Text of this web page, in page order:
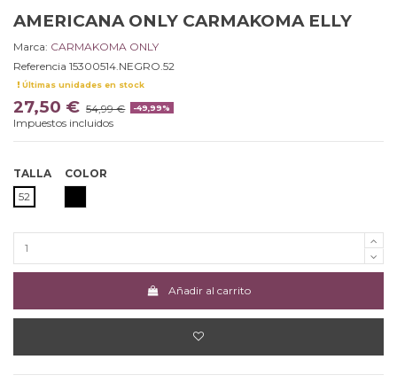
AMERICANA ONLY CARMAKOMA ELLY
Marca: CARMAKOMA ONLY
Referencia 15300514.NEGRO.52
Últimas unidades en stock
27,50 € 54,99 € -49,99%
Impuestos incluidos
TALLA
52
COLOR
Añadir al carrito